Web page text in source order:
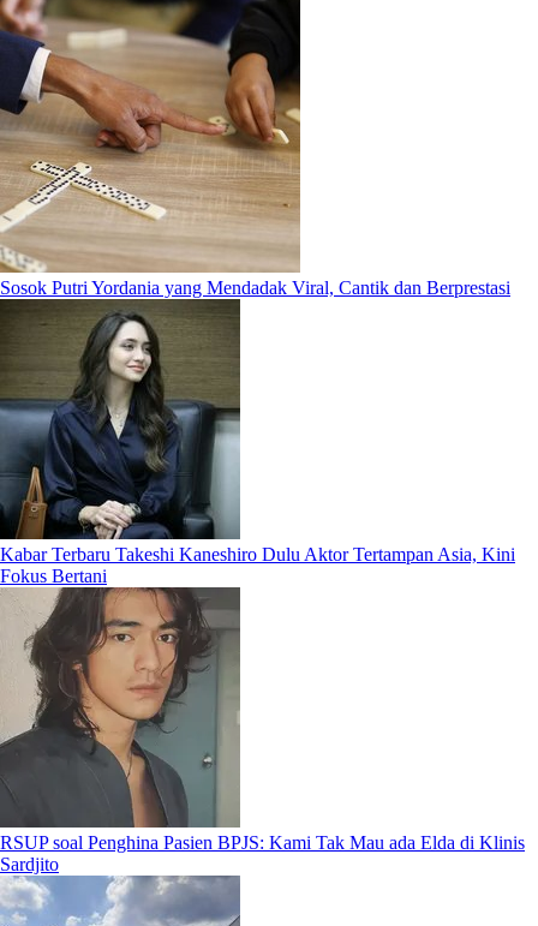
Sosok Putri Yordania yang Mendadak Viral, Cantik dan Berprestasi
Kabar Terbaru Takeshi Kaneshiro Dulu Aktor Tertampan Asia, Kini
Fokus Bertani
RSUP soal Penghina Pasien BPJS: Kami Tak Mau ada Elda di Klinis
Sardjito